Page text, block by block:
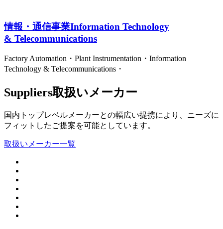
情報・通信事業Information Technology
& Telecommunications
Factory Automation・Plant Instrumentation・Information
Technology & Telecommunications・
Suppliers取扱いメーカー
国内トップレベルメーカーとの幅広い提携により、ニーズに
フィットしたご提案を可能としています。
取扱いメーカー一覧